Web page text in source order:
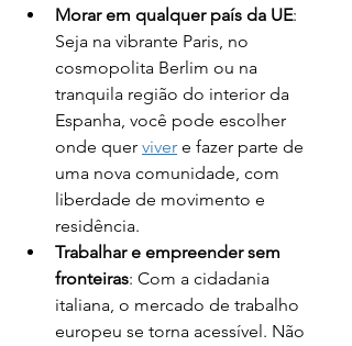
Morar em qualquer país da UE:
Seja na vibrante Paris, no
cosmopolita Berlim ou na
tranquila região do interior da
Espanha, você pode escolher
onde quer viver e fazer parte de
uma nova comunidade, com
liberdade de movimento e
residência.
Trabalhar e empreender sem
fronteiras: Com a cidadania
italiana, o mercado de trabalho
europeu se torna acessível. Não